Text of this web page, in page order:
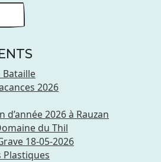
Bataille
2026
d’année 2026 à Rauzan
du Thil
18-05-2026
Plastiques